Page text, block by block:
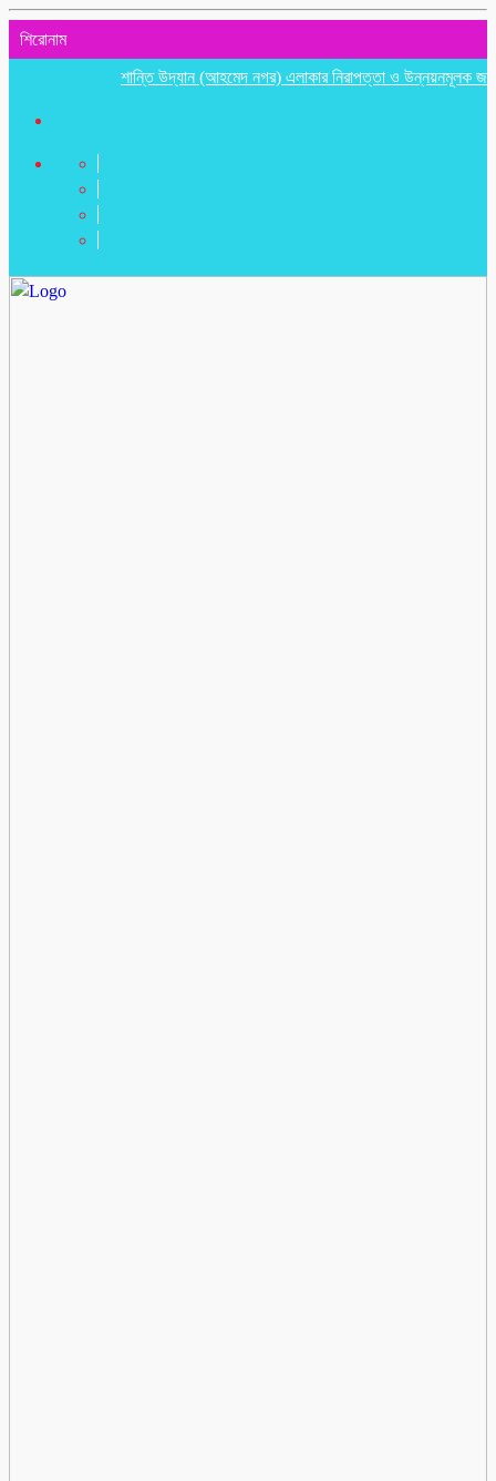
শিরোনাম
শান্তি উদ্যান (আহমেদ নগর) এলাকার নিরাপত্তা ও উন্নয়নমূলক জরুরি সভা